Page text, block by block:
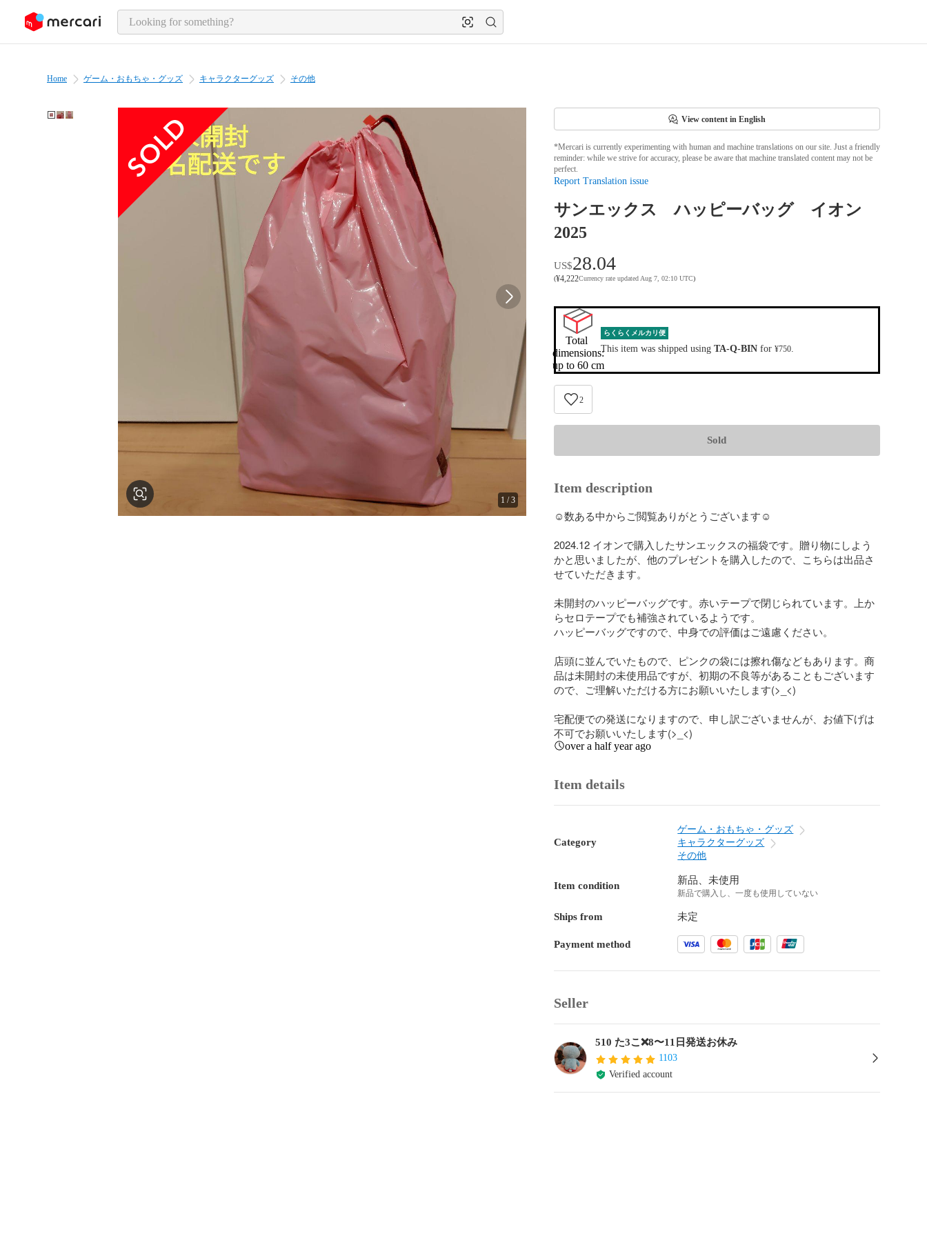
page content
Home ゲーム・おもちゃ・グッズ キャラクターグッズ その他
1 /3
View content in English
*Mercari is currently experimenting with human and machine translations on our site. Just a friendly
reminder: while we strive for accuracy, please be aware that machine translated content may not be
perfect.
Report Translation issue
サンエックス ハッピーバッグ イオン
2025
US$28.04
(¥4,222Currency rate updated Aug 7, 02:10 UTC)
Total
dimensions:
up to 60 cm
らくらくメルカリ便
This item was shipped using TA-Q-BINfor ¥750.
2
Sold
Item description
☺️数ある中からご閲覧ありがとうございます☺️
2024.12 イオンで購入したサンエックスの福袋です。贈り物にしよう
かと思いましたが、他のプレゼントを購入したので、こちらは出品さ
せていただきます。
未開封のハッピーバッグです。赤いテープで閉じられています。上か
らセロテープでも補強されているようです。
ハッピーバッグですので、中身での評価はご遠慮ください。
店頭に並んでいたもので、ピンクの袋には擦れ傷などもあります。商
品は未開封の未使用品ですが、初期の不良等があることもございます
ので、ご理解いただける方にお願いいたします(>_<)
宅配便での発送になりますので、申し訳ございませんが、お値下げは
不可でお願いいたします(>_<)
over a half year ago
Item details
Category
ゲーム・おもちゃ・グッズ
キャラクターグッズ
その他
Item condition 新品、未使用
新品で購入し、一度も使用していない
Ships from 未定
Payment method
Seller
510 た3こ❌️8〜11日発送お休み
1103
Verified account